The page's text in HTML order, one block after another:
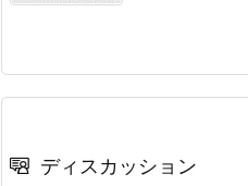
ディスカッション